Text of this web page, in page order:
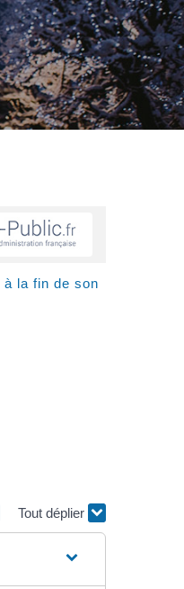
la fin de son
Tout déplier